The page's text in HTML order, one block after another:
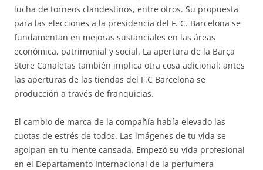
lucha de torneos clandestinos, entre otros. Su propuesta
para las elecciones a la presidencia del F. C. Barcelona se
fundamentan en mejoras sustanciales en las áreas
económica, patrimonial y social. La apertura de la Barça
Store Canaletas también implica otra cosa adicional: antes
las aperturas de las tiendas del F.C Barcelona se
producción a través de franquicias.
El cambio de marca de la compañía había elevado las
cuotas de estrés de todos. Las imágenes de tu vida se
agolpan en tu mente cansada. Empezó su vida profesional
en el Departamento Internacional de la perfumera